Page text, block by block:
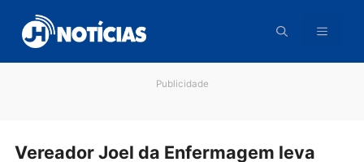
para
conteúdo